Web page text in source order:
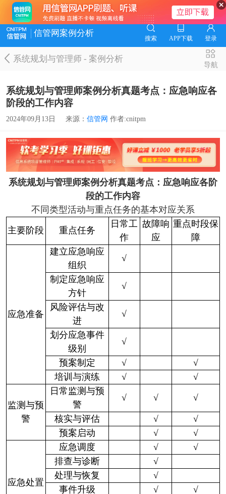
信管网案例分析
搜索 APP下载 登录
系统规划与管理师- 案例分析
导航
系统规划与管理师案例分析真题考点：应急响应各
阶段的工作内容
2024年09月13日 来源： 信管网 作者:cnitpm
系统规划与管理师案例分析真题考点：应急响应各阶
段的工作内容
不同类型活动与重点任务的基本对应关系
主要阶段 重点任务
日常工
作
故障响
应
重点时段保
障
应急准备
建立应急响应
组织
√
制定应急响应
方针
√
风险评估与改
进
√
划分应急事件
级别
√
预案制定 √
√
培训与演练
√ √
监测与预
警
日常监测与预
警
√ √ √
核实与评估 √
√
预案启动
√ √
应急处置
应急调度 √
√
排查与诊断
√
处理与恢复
√
事件升级
√
√